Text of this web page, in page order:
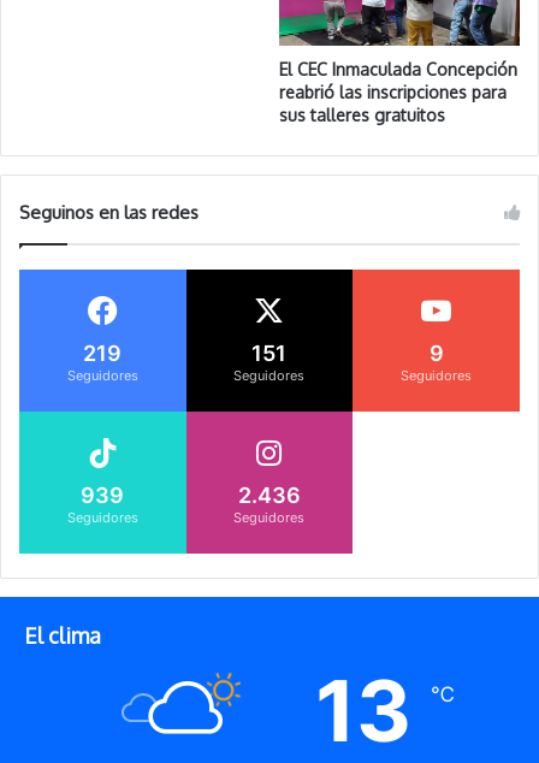
El CEC Inmaculada Concepción
reabrió las inscripciones para
sus talleres gratuitos
Seguinos en las redes
219
Seguidores
151
Seguidores
9
Seguidores
939
Seguidores
2.436
Seguidores
El clima
13 ℃